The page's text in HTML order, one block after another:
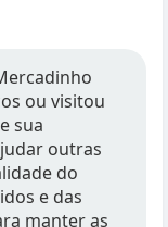
ou visitou
sua
outras
do
e das
manter as